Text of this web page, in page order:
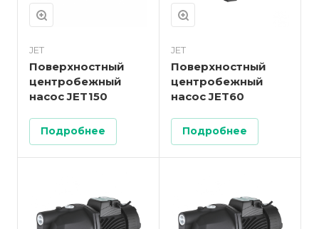
JET
Поверхностный
центробежный
насос JET150
Подробнее
JET
Поверхностный
центробежный
насос JET60
Подробнее